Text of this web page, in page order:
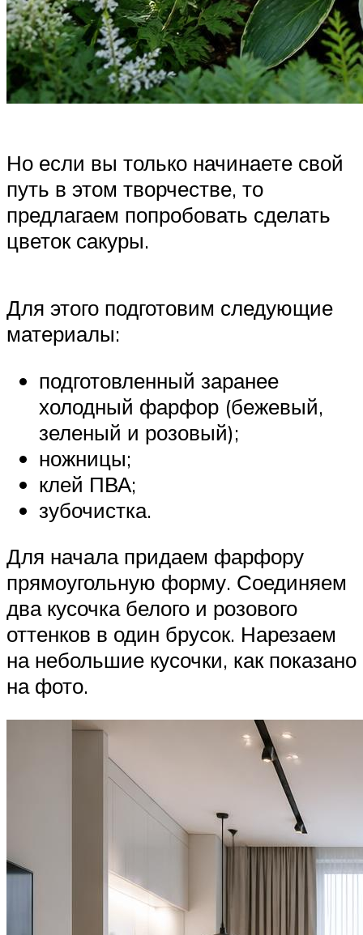
Но если вы только начинаете свой
путь в этом творчестве, то
предлагаем попробовать сделать
цветок сакуры.
Для этого подготовим следующие
материалы:
подготовленный заранее
холодный фарфор (бежевый,
зеленый и розовый);
ножницы;
клей ПВА;
зубочистка.
Для начала придаем фарфору
прямоугольную форму. Соединяем
два кусочка белого и розового
оттенков в один брусок. Нарезаем
на небольшие кусочки, как показано
на фото.